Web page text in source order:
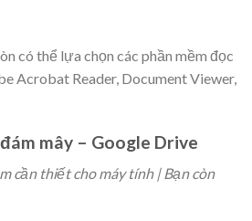
có thể lựa chọn các phần mềm đọc
Acrobat Reader, Document Viewer,
mây – Google Drive